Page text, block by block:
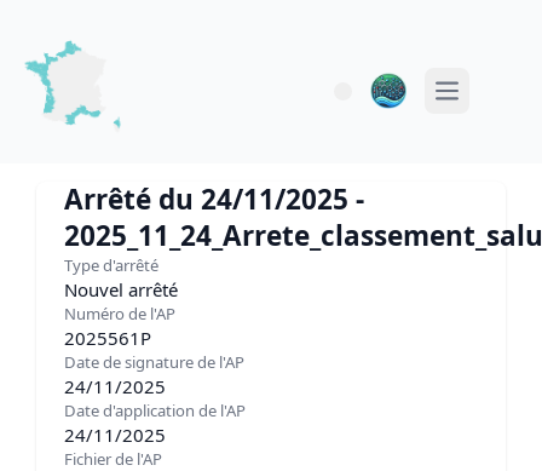
Open main
Arrêté du 24/11/2025 -
Type d'arrêté
Nouvel arrêté
Numéro de l'AP
2025561P
Date de signature de l'AP
24/11/2025
Date d'application de l'AP
24/11/2025
Fichier de l'AP